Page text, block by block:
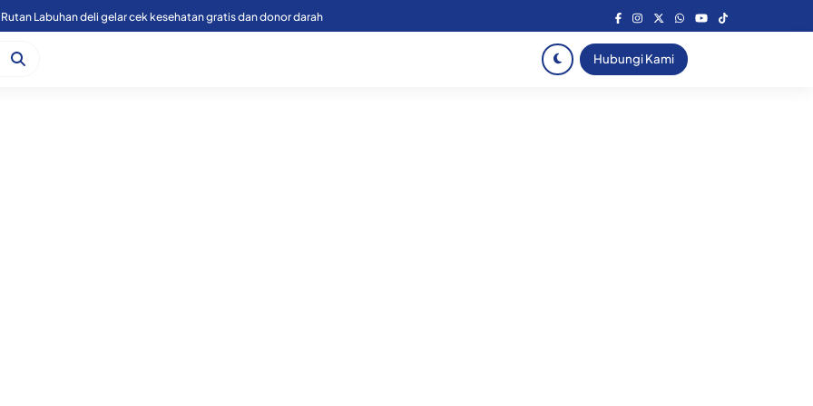
Rutan Labuhan deli gelar cek kesehatan gratis dan donor darah
Hubungi Kami